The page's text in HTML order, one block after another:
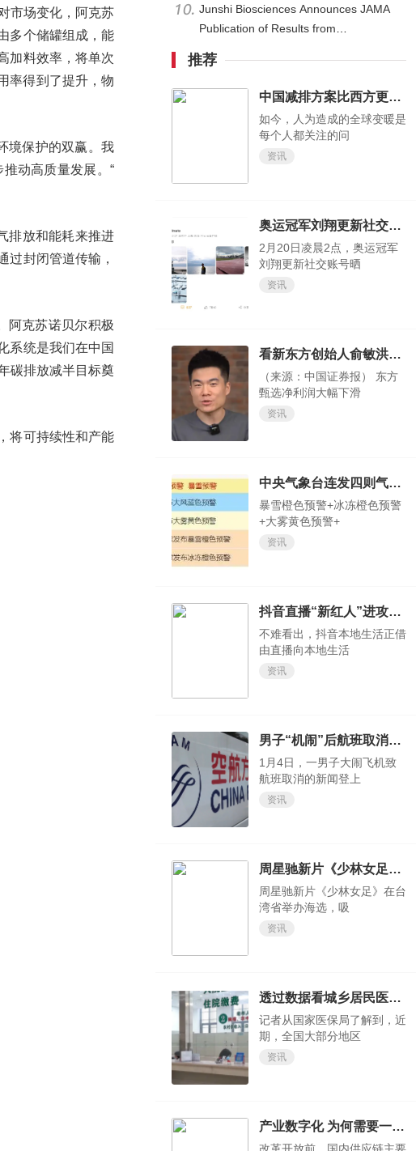
市场变化，阿克苏
多个储罐组成，能
加料效率，将单次
率得到了提升，物
境保护的双赢。我
动高质量发展。“
排放和能耗来推进
过封闭管道传输，
阿克苏诺贝尔积极
系统是我们在中国
碳排放减半目标奠
将可持续性和产能
Junshi Biosciences Announces JAMA
Publication of Results from
推荐
中国减排方案比西方更有优势
如今，人为造成的全球变暖是
每个人都关注的问
资讯
奥运冠军刘翔更新社交账号晒出近照 时隔473天更新动态！
2月20日凌晨2点，奥运冠军
刘翔更新社交账号晒
资讯
看新东方创始人俞敏洪如何回应董宇辉新号分流的？
（来源：中国证券报） 东方
甄选净利润大幅下滑
资讯
中央气象台连发四则气象灾害预警
暴雪橙色预警+冰冻橙色预警
+大雾黄色预警+
资讯
抖音直播“新红人”进攻本地生活领域
不难看出，抖音本地生活正借
由直播向本地生活
资讯
男子“机闹”后航班取消，同机旅客准备集体起诉
1月4日，一男子大闹飞机致
航班取消的新闻登上
资讯
周星驰新片《少林女足》在台湾省举办海选，吸引了不少素人和足球爱好者前来参加
周星驰新片《少林女足》在台
湾省举办海选，吸
资讯
透过数据看城乡居民医保“含金量” 缴费标准是否合理？
记者从国家医保局了解到，近
期，全国大部分地区
资讯
产业数字化 为何需要一朵实体云？